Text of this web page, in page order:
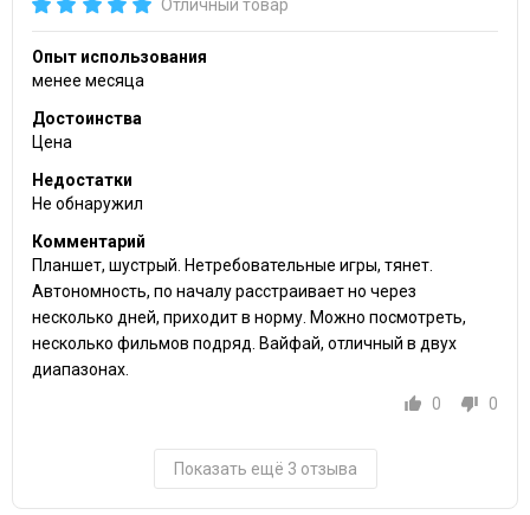
Отличный товар
Опыт использования
менее месяца
Достоинства
Цена
Недостатки
Не обнаружил
Комментарий
Планшет, шустрый. Нетребовательные игры, тянет.
Автономность, по началу расстраивает но через
несколько дней, приходит в норму. Можно посмотреть,
несколько фильмов подряд. Вайфай, отличный в двух
диапазонах.
0
0
Показать ещё 3 отзыва